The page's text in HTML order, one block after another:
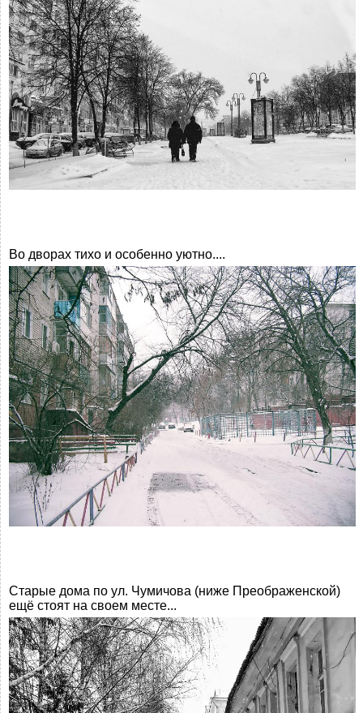
Во дворах тихо и особенно уютно....
Старые дома по ул. Чумичова (ниже Преображенской)
ещё стоят на своем месте...